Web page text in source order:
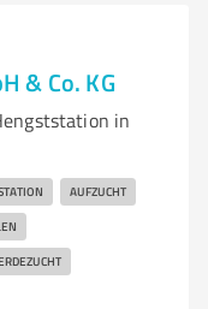
& Co. KG
in
AUFZUCHT